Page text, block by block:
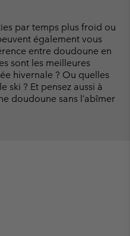
par temps plus froid ou
également vous
entre doudoune en
sont les meilleures
hivernale ? Ou quelles
ski ? Et pensez aussi à
doudoune sans l’abîmer